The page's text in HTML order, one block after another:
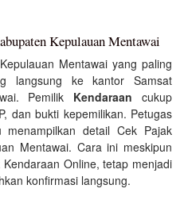
Kepulauan Mentawai
Mentawai yang paling
langsung ke kantor Samsat
Pemilik Kendaraan cukup
dan bukti kepemilikan. Petugas
detail Cek Pajak
Mentawai. Cara ini meskipun
Online, tetap menjadi
konfirmasi langsung.